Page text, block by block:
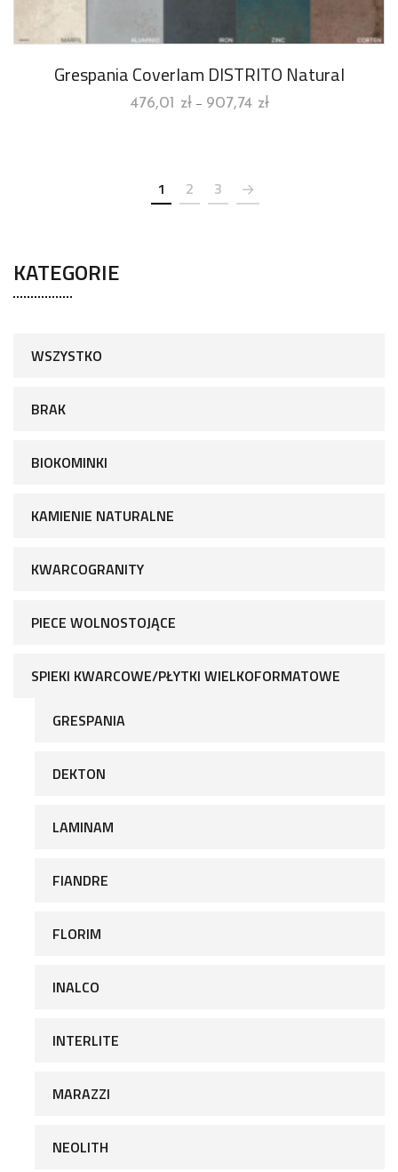
Grespania Coverlam DISTRITO Natural
476,01 zł – 907,74 zł
1 2 3
KATEGORIE
WSZYSTKO
BRAK
BIOKOMINKI
KAMIENIE NATURALNE
KWARCOGRANITY
PIECE WOLNOSTOJĄCE
SPIEKI KWARCOWE/PŁYTKI WIELKOFORMATOWE
GRESPANIA
DEKTON
LAMINAM
FIANDRE
FLORIM
INALCO
INTERLITE
MARAZZI
NEOLITH